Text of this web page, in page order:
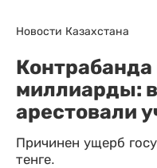
Новости Казахстана
Контрабанда
миллиарды:
арестовали
Причинен ущерб
тенге.